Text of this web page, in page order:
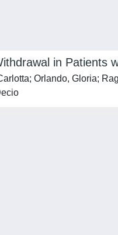
in Patients
Orlando, Gloria;